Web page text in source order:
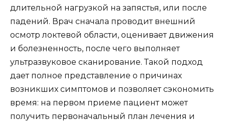
длительной нагрузкой на запястья, или после
падений. Врач сначала проводит внешний
осмотр локтевой области, оценивает движения
и болезненность, после чего выполняет
ультразвуковое сканирование. Такой подход
дает полное представление о причинах
возникших симптомов и позволяет сэкономить
время: на первом приеме пациент может
получить первоначальный план лечения и